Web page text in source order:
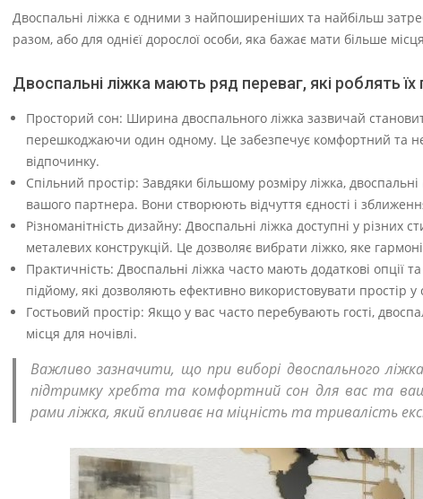
Двоспальні ліжка є одними з найпоширеніших та найбільш
разом, або для однієї дорослої особи, яка бажає мати більше
Двоспальні ліжка мають ряд переваг, які роблять
Просторий сон: Ширина двоспального ліжка зазвичай
перешкоджаючи один одному. Це забезпечує комфортний та
відпочинку.
Спільний простір: Завдяки більшому розміру ліжка,
вашого партнера. Вони створюють відчуття єдності і
Різноманітність дизайну: Двоспальні ліжка доступні у
металевих конструкцій. Це дозволяє вибрати ліжко, яке
Практичність: Двоспальні ліжка часто мають додаткові опції
підйому, які дозволяють ефективно використовувати простір у
Гостьовий простір: Якщо у вас часто перебувають гості,
місця для ночівлі.
Важливо зазначити, що при виборі двоспального
підтримку хребта та комфортний сон для вас та
рами ліжка, який впливає на міцність та тривалість